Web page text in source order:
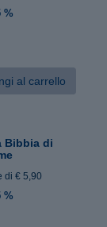
%
al carrello
Bibbia di
di € 5,90
%